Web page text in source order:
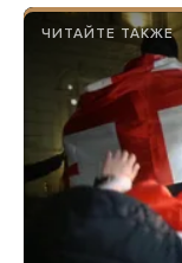
ЧИТАЙТЕ ТАКЖЕ